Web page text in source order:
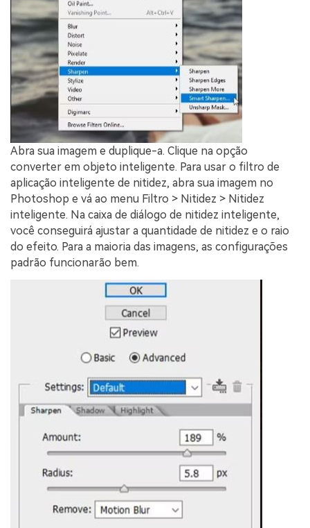
Abra sua imagem e duplique-a. Clique na opção
converter em objeto inteligente. Para usar o filtro de
aplicação inteligente de nitidez, abra sua imagem no
Photoshop e vá ao menu Filtro > Nitidez > Nitidez
inteligente. Na caixa de diálogo de nitidez inteligente,
você conseguirá ajustar a quantidade de nitidez e o raio
do efeito. Para a maioria das imagens, as configurações
padrão funcionarão bem.